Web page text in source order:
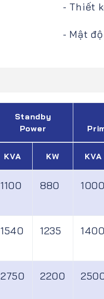
- Thiết
- Mật
Standby
Power
KVA KW KVA
1100 880 1000
1540 1235 1400
2750 2200